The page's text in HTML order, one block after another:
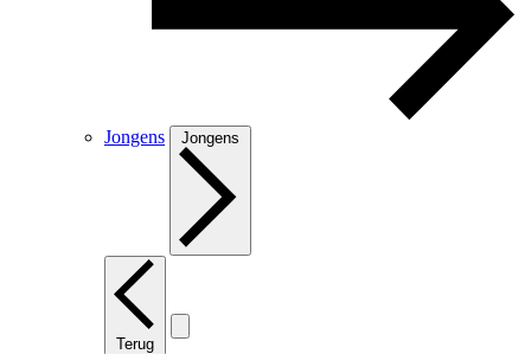
Jongens Jongens
Terug